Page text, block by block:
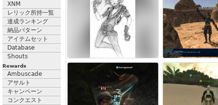
XNM
レリック所持一覧
達成ランキング
納品パターン
アイテムセット
Database
Shouts
Rewards
Ambuscade
アサルト
キャンペーン
コンクエスト